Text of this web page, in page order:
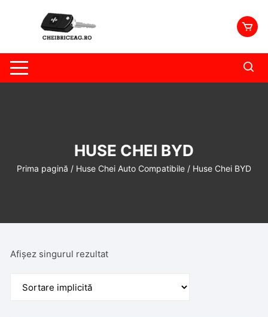
HUSE CHEI BYD
Prima pagină / Huse Chei Auto Compatibile/ Huse Chei BYD
Afișez singurul rezultat